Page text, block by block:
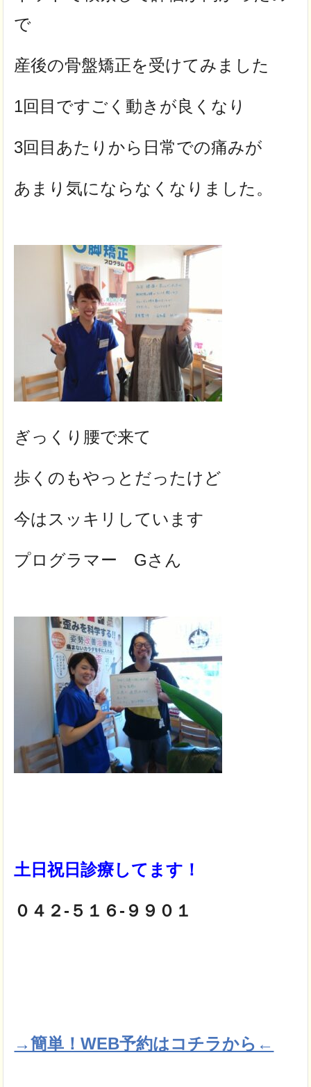
で
産後の骨盤矯正を受けてみました
1回目ですごく動きが良くなり
3回目あたりから日常での痛みが
あまり気にならなくなりました。
ぎっくり腰で来て
歩くのもやっとだったけど
今はスッキリしています
プログラマー Gさん
土日祝日診療してます！
０４２-５１６-９９０１
→簡単！WEB予約はコチラから←